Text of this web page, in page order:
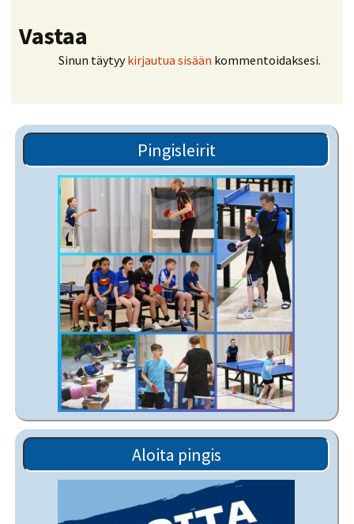
Vastaa
Sinun täytyykirjautua sisään kommentoidaksesi.
Pingisleirit
Aloita pingis